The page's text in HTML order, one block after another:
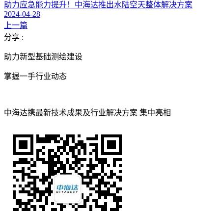
助力应急能力提升！中海达推出水陆空天整体解决方案
2024-04-28
上一篇
分享 :
助力新型基础测绘建设
掌握一手行业动态
中海达携最新技术成果及行业解决方案 集中亮相